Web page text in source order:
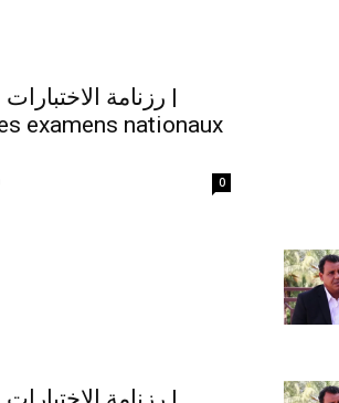
examens nationaux
0